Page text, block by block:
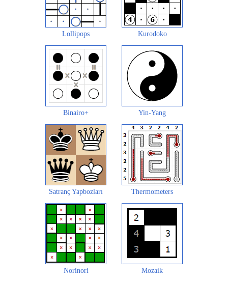
Lollipops Kurodoko
Binairo+ Yin-Yang
Satranç Yapbozları Thermometers
Norinori Mozaik